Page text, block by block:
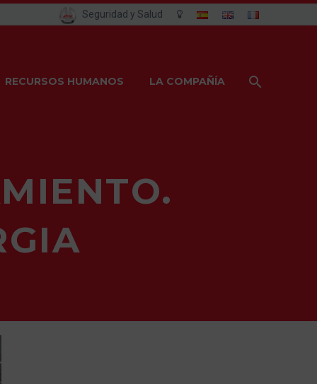
Seguridad y Salud
RECURSOS HUMANOS LA COMPAÑÍA